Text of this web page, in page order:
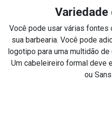
Você pode usar várias
sua barbearia. Você pode
logotipo para uma multidão
Um cabeleireiro formal deve
ou